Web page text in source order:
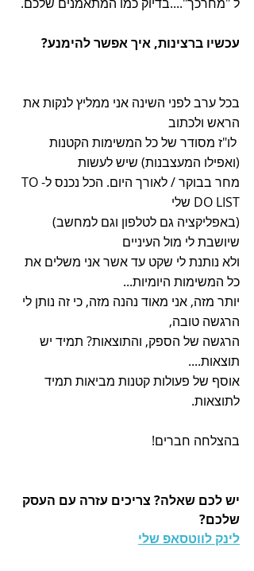
עכשיו ברצינות, איך אפשר להימנע?
בכל ערב לפני השינה אני ממליץ לנקות את
הראש ולכתוב
לו"ז מסודר של כל המשימות הקטנות
(ואפילו המעצבנות) שיש לעשות
מחר בבוקר / לאורך היום. הכל נכנס ל-TO
DO LIST שלי
(באפליקציה גם לטלפון וגם למחשב)
שיושבת לי מול העיניים
ולא נותנת לי שקט עד אשר אני משלים את
כל המשימות היומיות...
יותר מזה, אני מאוד נהנה מזה, כי זה נותן לי
הרגשה טובה,
הרגשה של הספק, והתוצאות? תמיד יש
תוצאות....
אוסף של פעולות קטנות מביאות תמיד
לתוצאות.
בהצלחה חברים!
יש לכם שאלה? צריכים עזרה עם העסק
שלכם?
לינק לווטסאפ שלי